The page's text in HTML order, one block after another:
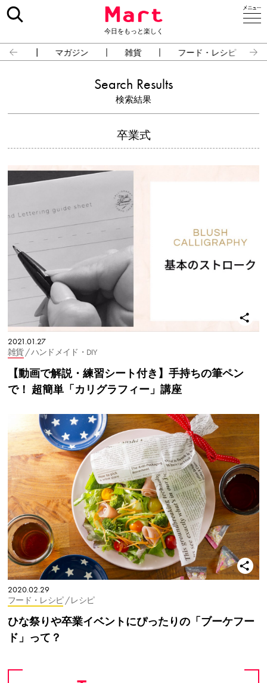
今日をもっと楽しく
占い マガジン 雑貨 フード・レシピ
Search Results
検索結果
卒業式
2021.01.27
雑貨/ ハンドメイド・DIY
【動画で解説・練習シート付き】手持ちの筆ペン
で！ 超簡単「カリグラフィー」講座
2020.02.29
フード・レシピ / レシピ
ひな祭りや卒業イベントにぴったりの「ブーケフー
ド」って？